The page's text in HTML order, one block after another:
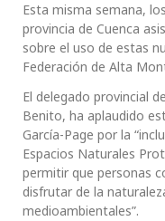
Esta misma semana,
provincia de Cuenca
sobre el uso de estas
Federación de Alta
El delegado provincial
Benito, ha aplaudido
García-Page por la
Espacios Naturales
permitir que personas
disfrutar de la
medioambientales”.